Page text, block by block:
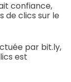
confiance,
de clics sur le
par bit.ly,
est